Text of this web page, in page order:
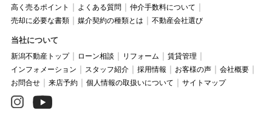
高く売るポイント
よくある質問
仲介手数料について
売却に必要な書類
媒介契約の種類とは 不動産会社選び
当社について
新潟不動産トップ ローン相談 リフォーム
賃貸管理
インフォメーション
スタッフ紹介 採用情報 お客様の声
会社概要
お問合せ
来店予約 個人情報の取扱いについて サイトマップ